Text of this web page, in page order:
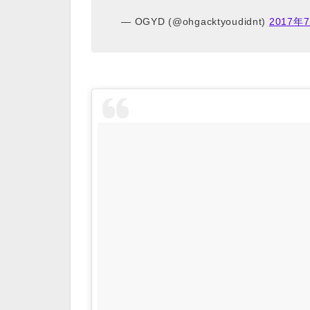
— OGYD (@ohgacktyoudidnt) 2017年